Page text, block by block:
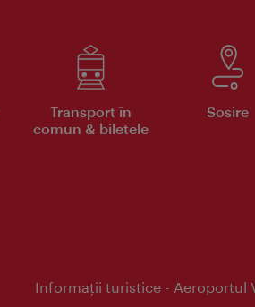
Transport în
comun & biletele
Sosire
Informaţii turistice - Aeroportul